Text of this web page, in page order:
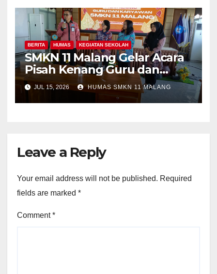
BERITA HUMAS KEGIATAN SEKOLAH
SMKN 11 Malang Gelar Acara
Pisah Kenang Guru dan
Tenaga Kependidikan yang
Purna Tugas dan Mutasi
Tugas
JUL 15, 2026 HUMAS SMKN 11 MALANG
Leave a Reply
Your email address will not be published. Required
fields are marked *
Comment*